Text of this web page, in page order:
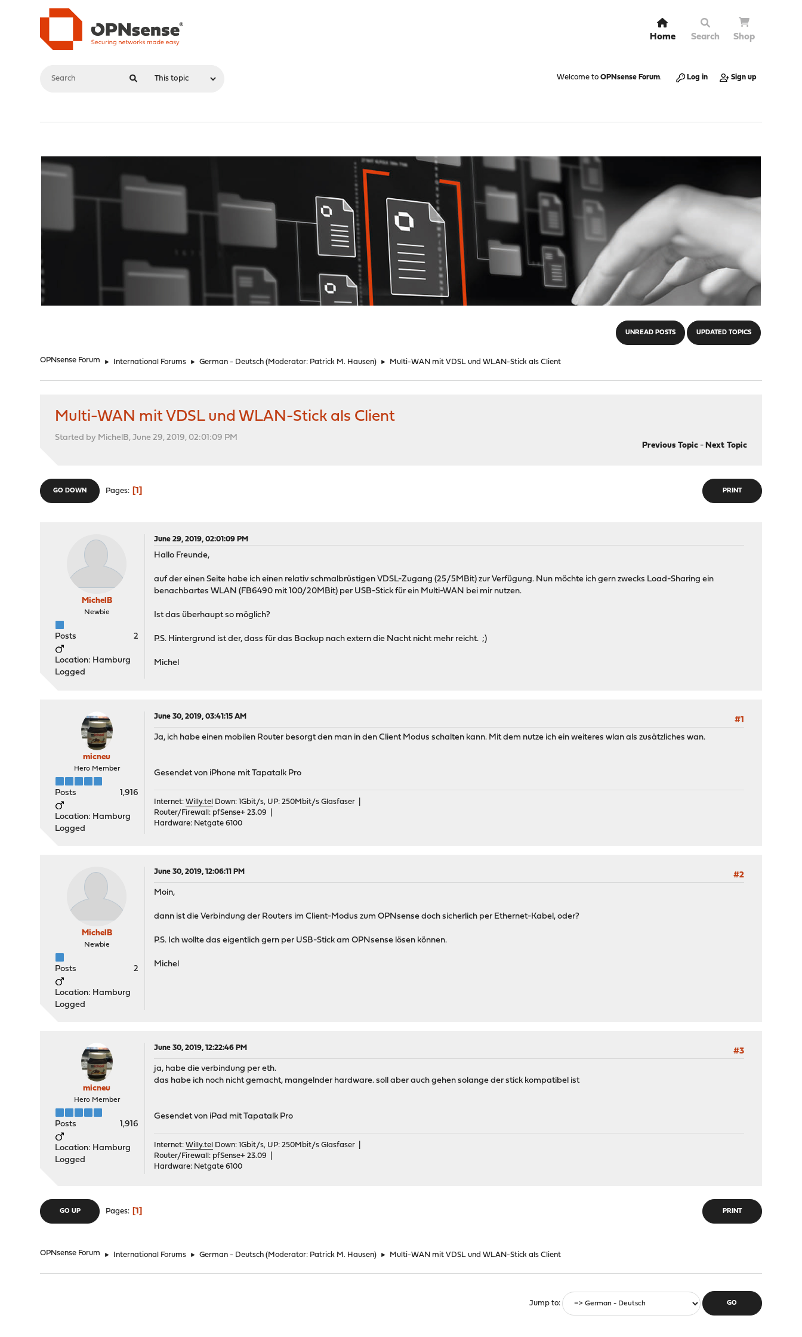
Home Search Shop
Welcome to OPNsense Forum. Log in Sign up
UNREAD POSTS UPDATED TOPICS
OPNsense Forum ► International Forums ► German - Deutsch (Moderator: Patrick M. Hausen) ► Multi-WAN mit VDSL und WLAN-Stick als Client
Multi-WAN mit VDSL und WLAN-Stick als Client
Started by MichelB, June 29, 2019, 02:01:09 PM
Previous Topic- Next Topic
PRINT
GO DOWN Pages 1
MichelB
Newbie
Posts 2
Location: Hamburg
Logged
June 29, 2019, 02:01:09 PM
Hallo Freunde,
auf der einen Seite habe ich einen relativ schmalbrüstigen VDSL-Zugang (25/5MBit) zur Verfügung. Nun möchte ich gern zwecks Load-Sharing ein
benachbartes WLAN (FB6490 mit 100/20MBit) per USB-Stick für ein Multi-WAN bei mir nutzen.
Ist das überhaupt so möglich?
P.S. Hintergrund ist der, dass für das Backup nach extern die Nacht nicht mehr reicht. ;)
Michel
micneu
Hero Member
Posts 1,916
Location: Hamburg
Logged
June 30, 2019, 03:41:15 AM
#1
Ja, ich habe einen mobilen Router besorgt den man in den Client Modus schalten kann. Mit dem nutze ich ein weiteres wlan als zusätzliches wan.
Gesendet von iPhone mit Tapatalk Pro
Internet:Willy.tel
Down: 1Gbit/s, UP: 250Mbit/s Glasfaser |
Router/Firewall: pfSense+ 23.09 |
Hardware: Netgate 6100
MichelB
Newbie
Posts 2
Location: Hamburg
Logged
June 30, 2019, 12:06:11 PM
#2
Moin,
dann ist die Verbindung der Routers im Client-Modus zum OPNsense doch sicherlich per Ethernet-Kabel, oder?
P.S. Ich wollte das eigentlich gern per USB-Stick am OPNsense lösen können.
Michel
micneu
Hero Member
Posts 1,916
Location: Hamburg
Logged
June 30, 2019, 12:22:46 PM
#3
ja, habe die verbindung per eth.
das habe ich noch nicht gemacht, mangelnder hardware. soll aber auch gehen solange der stick kompatibel ist
Gesendet von iPad mit Tapatalk Pro
Internet:Willy.tel
Down: 1Gbit/s, UP: 250Mbit/s Glasfaser |
Router/Firewall: pfSense+ 23.09 |
Hardware: Netgate 6100
PRINT
GO UP Pages 1
OPNsense Forum ► International Forums ► German - Deutsch (Moderator: Patrick M. Hausen) ► Multi-WAN mit VDSL und WLAN-Stick als Client
Jump to